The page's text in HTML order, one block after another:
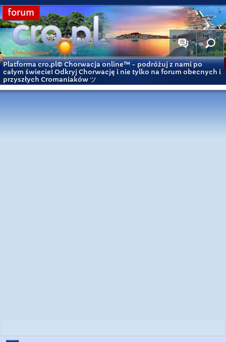
forum
Platforma cro.pl© Chorwacja online™ - podróżuj z nami po
całym świecie! Odkryj Chorwację i nie tylko na forum obecnych i
przyszłych Cromaniaków ツ